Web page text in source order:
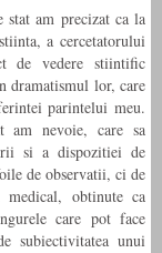
stat am precizat ca la
a cercetatorului
de vedere stiintific
dramatismul lor, care
parintelui meu.
am nevoie, care sa
si a dispozitiei de
de observatii, ci de
medical, obtinute ca
care pot face
subiectivitatea unui